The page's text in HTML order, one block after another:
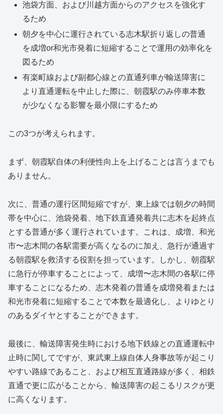
池袋方面、および川越方面からのアクセスを強化す
るため
朝夕を中心に運行されている志木駅折り返しの普通
を成増or和光市発着に短縮することで運用の効率化を
図るため
有楽町線および副都心線との直通列車が輸送障害に
より直通運転を中止した際に、朝霞駅のみ停車本数
が少なくなる影響を最小限にするため
この3つが考えられます。
まず、朝霞駅自体の利便性向上を上げることは言うまでも
ありません。
次に、普通の運行区間短縮ですが、東上線では朝夕の時間
帯を中心に、池袋発着、地下鉄直通発着共に志木を起終点
とする普通が多く運行されています。これは、成増、和光
市〜志木間の各駅需要が高くなるのに加え、急行が通過す
る朝霞駅を救済する役割を担っています。しかし、朝霞駅
に急行が停車することによって、成増〜志木間の各駅に停
車することになるため、志木発着の普通を成増発着または
和光市発着に短縮することで本数を最適化し、よりゆとり
のあるダイヤとすることができます。
最後に、輸送障害発生時における地下鉄線との直通運転中
止時に関してですが、東武東上線自体人身事故等が起こり
やすい路線であること、および相互直通路線が多く、相鉄
直通で更に広がることから、輸送障害の起こるリスクが更
に高くなります。